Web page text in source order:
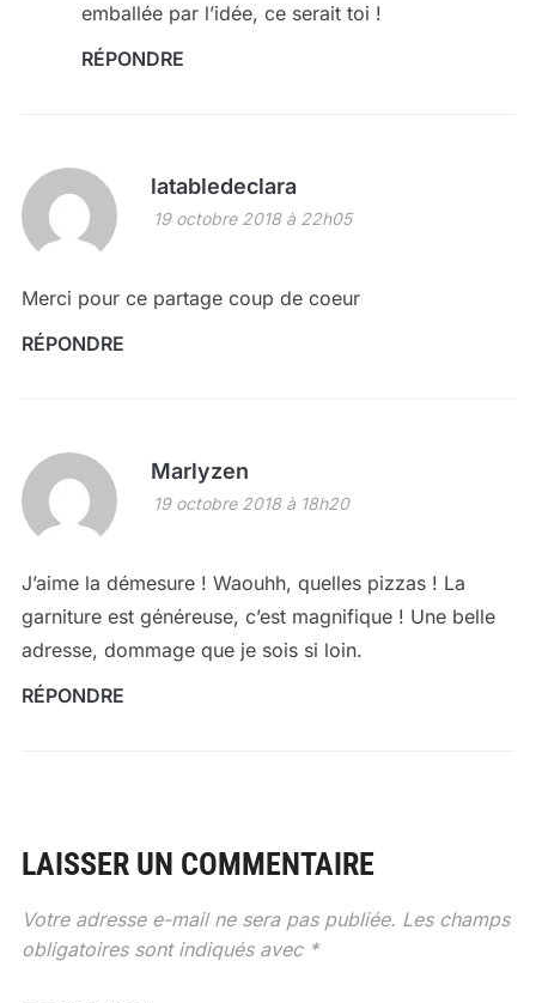
emballée par l’idée, ce serait toi !
RÉPONDRE
latabledeclara
19 octobre 2018 à 22h05
Merci pour ce partage coup de coeur
RÉPONDRE
Marlyzen
19 octobre 2018 à 18h20
J’aime la démesure ! Waouhh, quelles pizzas ! La
garniture est généreuse, c’est magnifique ! Une belle
adresse, dommage que je sois si loin.
RÉPONDRE
LAISSER UN COMMENTAIRE
Votre adresse e-mail ne sera pas publiée. Les champs
obligatoires sont indiqués avec *